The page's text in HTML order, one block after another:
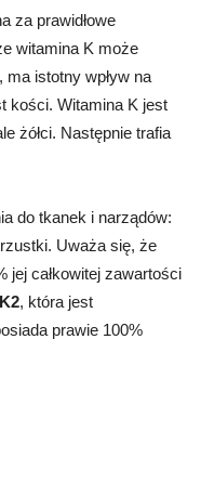
za prawidłowe
witamina K może
istotny wpływ na
kości. Witamina K jest
żółci. Następnie trafia
do tkanek i narządów:
Uważa się, że
jej całkowitej zawartości
, która jest
prawie 100%